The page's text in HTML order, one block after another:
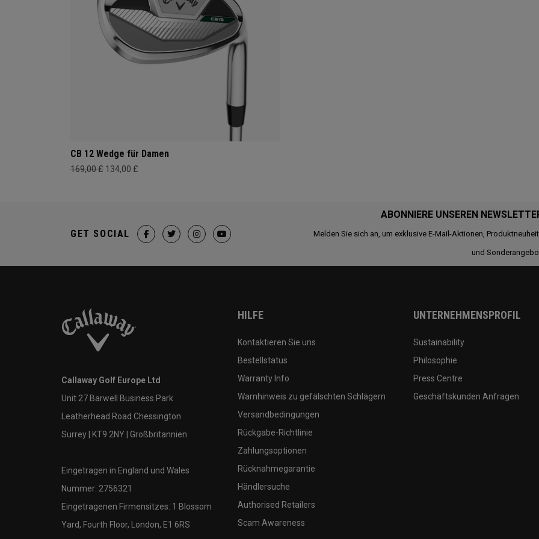
CB 12 Wedge für Damen
169,00 £ 134,00 £
ABONNIERE UNSEREN
Melden Sie sich an, um exklusive E-Mail-Aktionen,
und
GET SOCIAL
Callaway Golf Europe Ltd
Unit 27 Barwell Business Park
Leatherhead Road Chessington
Surrey | KT9 2NY | Großbritannien
Eingetragen in England und Wales
Nummer: 2756321
Eingetragenen Firmensitzes: 1 Blossom
Yard, Fourth Floor, London, E1 6RS
HILFE
Kontaktieren Sie uns
Bestellstatus
Warranty Info
Warnhinweis zu gefälschten Schlägern
Versandbedingungen
Rückgabe-Richtlinie
Zahlungsoptionen
Rücknahmegarantie
Händlersuche
Authorised Retailers
Scam Awareness
UNTERNEHMENSPROFIL
Sustainability
Philosophie
Press Centre
Geschäftskunden Anfragen